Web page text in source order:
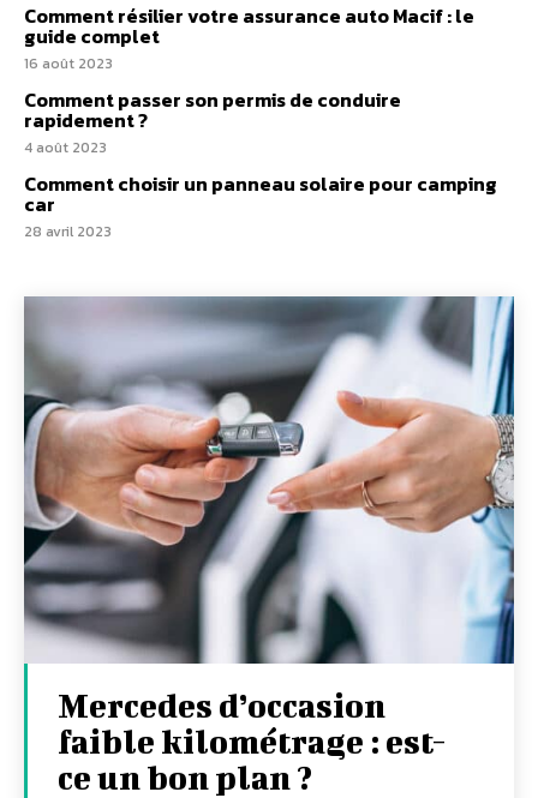
Comment résilier votre assurance auto Macif : le
guide complet
16 août 2023
Comment passer son permis de conduire
rapidement ?
4 août 2023
Comment choisir un panneau solaire pour camping
car
28 avril 2023
Mercedes d’occasion
faible kilométrage : est-
ce un bon plan ?